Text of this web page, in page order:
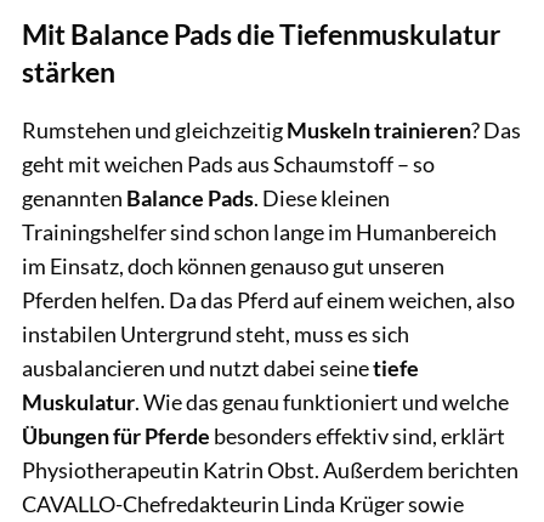
Mit Balance Pads die Tiefenmuskulatur
stärken
Rumstehen und gleichzeitigMuskeln trainieren? Das
geht mit weichen Pads aus Schaumstoff – so
genannten Balance Pads. Diese kleinen
Trainingshelfer sind schon lange im Humanbereich
im Einsatz, doch können genauso gut unseren
Pferden helfen. Da das Pferd auf einem weichen, also
instabilen Untergrund steht, muss es sich
ausbalancieren und nutzt dabei seinetiefe
Muskulatur. Wie das genau funktioniert und welche
Übungen für Pferde besonders effektiv sind, erklärt
Physiotherapeutin Katrin Obst. Außerdem berichten
CAVALLO-Chefredakteurin Linda Krüger sowie